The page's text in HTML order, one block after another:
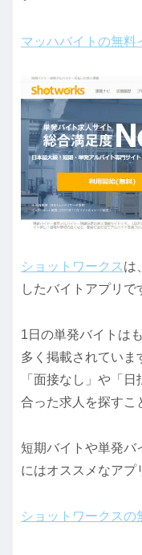
マッハバイトの無料
ショットワークス は
したバイトアプリで
1日の単発バイトは
多く掲載されていま
「面接なし」や「
合った求人を探すこ
短期バイトや単発バ
にはオススメなアプ
ショットワークスの